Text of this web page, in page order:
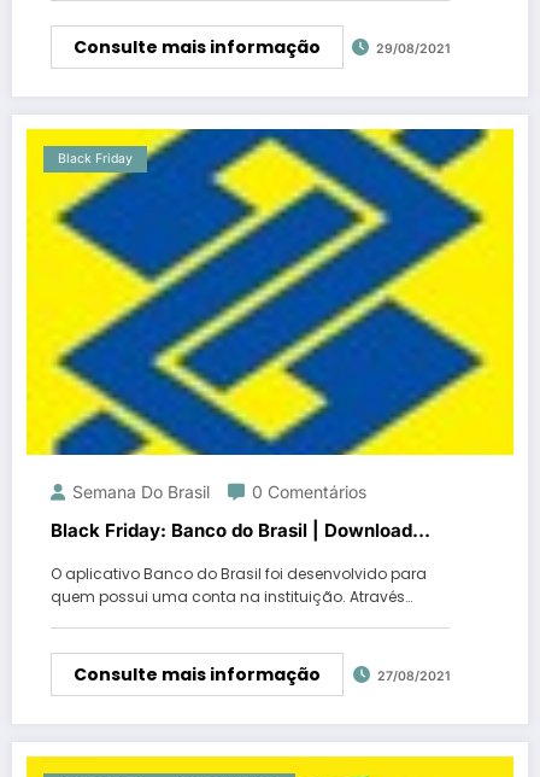
Consulte mais informação 29/08/2021
Black Friday
Semana Do Brasil 0 Comentários
Black Friday: Banco do Brasil | Download…
O aplicativo Banco do Brasil foi desenvolvido para
quem possui uma conta na instituição. Através…
Consulte mais informação 27/08/2021